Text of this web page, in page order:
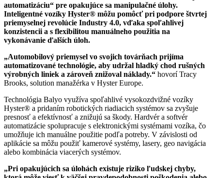
automatizáciu“ pre opakujúce sa manipulačné úlohy.
Inteligentné vozíky Hyster® môžu pomôcť pri podpore štvrtej
priemyselnej revolúcie Industry 4.0, vďaka spoľahlivej
konzistencii a s flexibilitou manuálneho použitia na
vykonávanie ďalších úloh.
„Automobilový priemysel vo svojich továrňach prijíma
automatizované technológie, aby udržal hladký chod rušných
výrobných liniek a zároveň znižoval náklady.“ hovorí Tracy
Brooks, solution manažérka v Hyster Europe.
Technológia Balyo využíva spoľahlivé vysokozdvižné vozíky
Hyster® a pridaním robotických riadiacich systémov sa zvyšuje
presnosť a efektívnosť a znižujú sa škody. Hardvér a softvér
automatizácie spolupracuje s elektronickými systémami vozíka, čo
umožňuje ich manuálne použitie podľa potreby. V závislosti od
aplikácie sa môžu použiť kamerové systémy, lasery, geo navigácia
alebo kombinácia viacerých systémov.
„Pri opakujúcich sa úlohách existuje riziko ľudskej chyby,